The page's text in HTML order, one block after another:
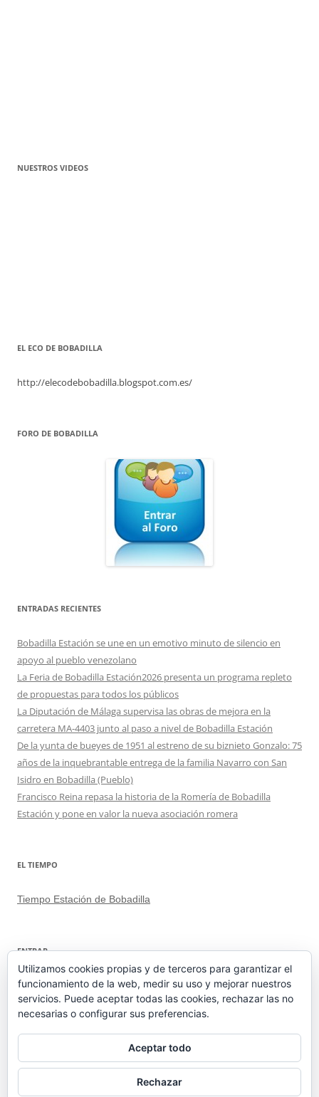
NUESTROS VIDEOS
EL ECO DE BOBADILLA
http://elecodebobadilla.blogspot.com.es/
FORO DE BOBADILLA
ENTRADAS RECIENTES
Bobadilla Estación se une en un emotivo minuto de silencio en
apoyo al pueblo venezolano
La Feria de Bobadilla Estación2026 presenta un programa repleto
de propuestas para todos los públicos
La Diputación de Málaga supervisa las obras de mejora en la
carretera MA-4403 junto al paso a nivel de Bobadilla Estación
De la yunta de bueyes de 1951 al estreno de su biznieto Gonzalo: 75
años de la inquebrantable entrega de la familia Navarro con San
Isidro en Bobadilla (Pueblo)
Francisco Reina repasa la historia de la Romería de Bobadilla
Estación y pone en valor la nueva asociación romera
EL TIEMPO
Tiempo Estación de Bobadilla
ENTRAR
Acceder
Feed de entradas
Feed de comentarios
WordPress.org
Utilizamos cookies propias y de terceros para garantizar el
funcionamiento de la web, medir su uso y mejorar nuestros
servicios. Puede aceptar todas las cookies, rechazar las no
necesarias o configurar sus preferencias.
Aceptar todo
Rechazar